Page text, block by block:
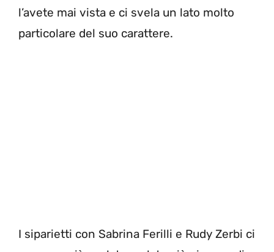
l’avete mai vista e ci svela un lato molto
particolare del suo carattere.
I siparietti con Sabrina Ferilli e Rudy Zerbi ci